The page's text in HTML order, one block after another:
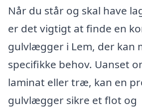
Når du står og skal have
er det vigtigt at finde en
gulvlægger i Lem, der kan
specifikke behov. Uanset
laminat eller træ, kan en
gulvlægger sikre et flot og